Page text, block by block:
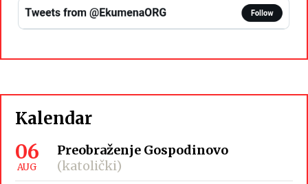
Kalendar
06
AUG
Preobraženje Gospodinovo
(katolički)